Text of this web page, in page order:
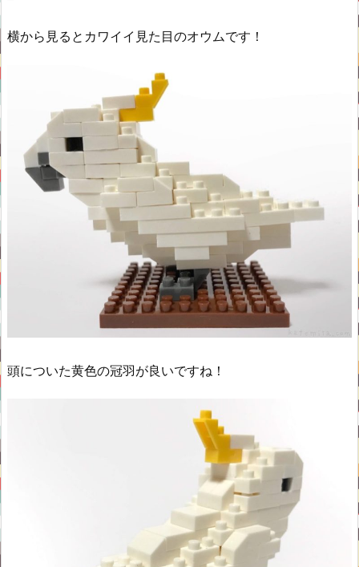
横から見るとカワイイ見た目のオウムです！
頭についた黄色の冠羽が良いですね！